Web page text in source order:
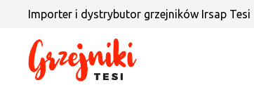
Importer i dystrybutor grzejników Irsap Tesi